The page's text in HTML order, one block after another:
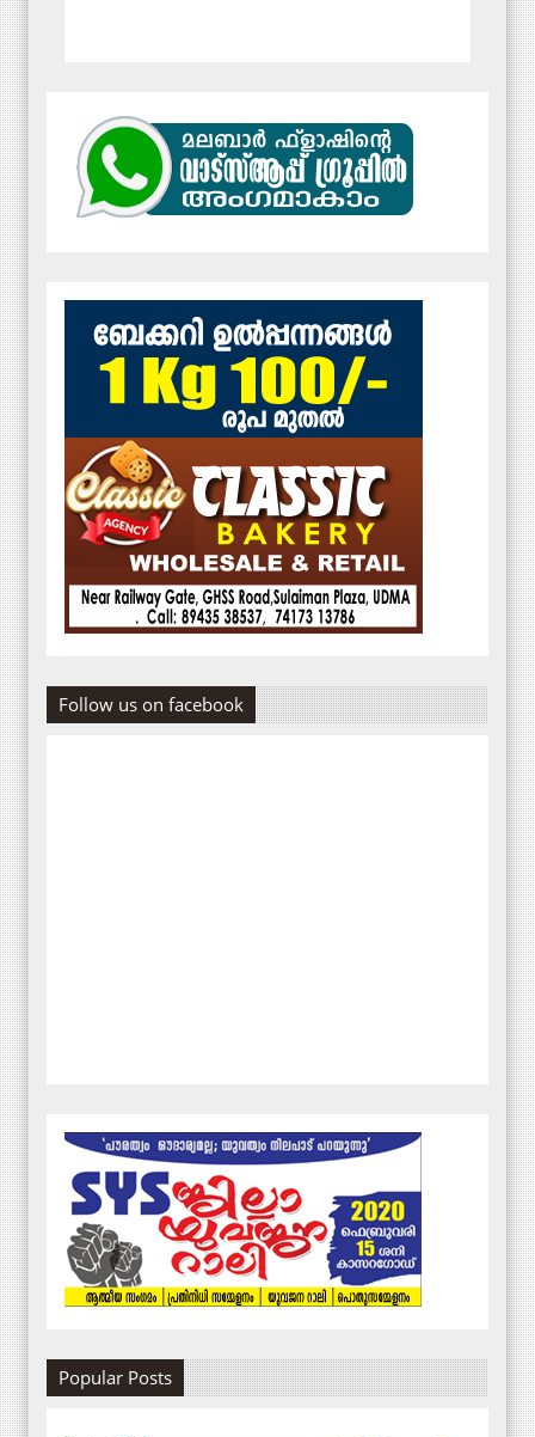
Follow us on facebook
Popular Posts